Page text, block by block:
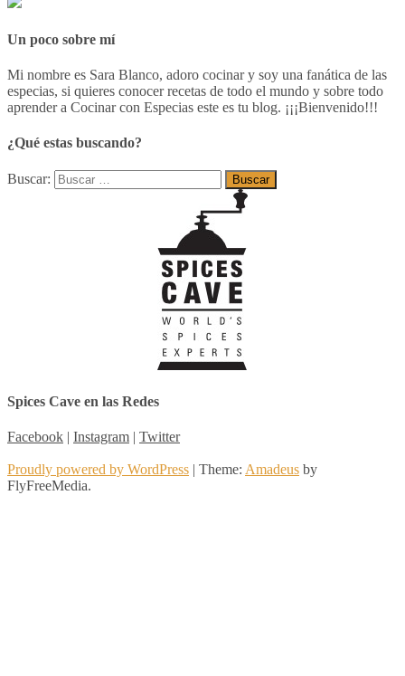
Un poco sobre mí
Mi nombre es Sara Blanco, adoro cocinar y soy una fanática de las
especias, si quieres conocer recetas de todo el mundo y sobre todo
aprender a Cocinar con Especias este es tu blog. ¡¡¡Bienvenido!!!
¿Qué estas buscando?
Buscar:
Spices Cave en las Redes
Facebook | Instagram | Twitter
Proudly powered by WordPress | Theme: Amadeus by
FlyFreeMedia.